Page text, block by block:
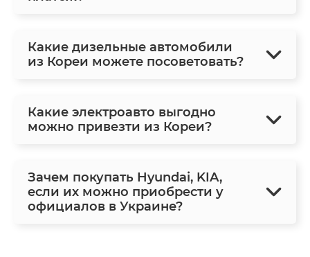
Какие дизельные автомобили
из Кореи можете посоветовать?
Какие электроавто выгодно
можно привезти из Кореи?
Зачем покупать Hyundai, KIA,
если их можно приобрести у
официалов в Украине?